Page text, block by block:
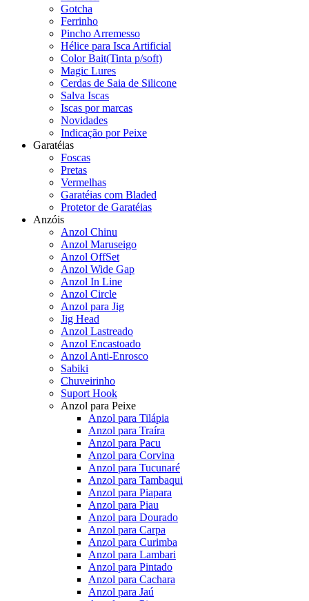
Gotcha
Ferrinho
Pincho Arremesso
Hélice para Isca Artificial
Color Bait(Tinta p/soft)
Magic Lures
Cerdas de Saia de Silicone
Salva Iscas
Iscas por marcas
Novidades
Indicação por Peixe
Garatéias
Foscas
Pretas
Vermelhas
Garatéias com Bladed
Protetor de Garatéias
Anzóis
Anzol Chinu
Anzol Maruseigo
Anzol OffSet
Anzol Wide Gap
Anzol In Line
Anzol Circle
Anzol para Jig
Jig Head
Anzol Lastreado
Anzol Encastoado
Anzol Anti-Enrosco
Sabiki
Chuveirinho
Suport Hook
Anzol para Peixe
Anzol para Tilápia
Anzol para Traíra
Anzol para Pacu
Anzol para Corvina
Anzol para Tucunaré
Anzol para Tambaqui
Anzol para Piapara
Anzol para Piau
Anzol para Dourado
Anzol para Carpa
Anzol para Curimba
Anzol para Lambari
Anzol para Pintado
Anzol para Cachara
Anzol para Jaú